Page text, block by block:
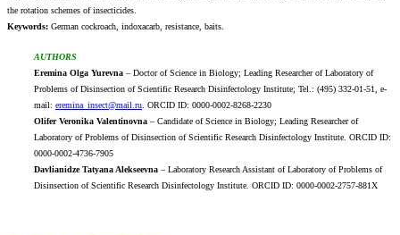
the rotation schemes of insecticides.
Keywords: German cockroach, indoxacarb, resistance, baits.
AUTHORS
Eremina Olga Yurevna – Doctor of Science in Biology; Leading Researcher of Laboratory of
Problems of Disinsection of Scientific Research Disinfectology Institute; Tel.: (495) 332-01-51, e-
mail: eremina_insect@mail.ru . ORCID ID: 0000-0002-8268-2230
Olifer Veronika Valentinovna – Candidate of Science in Biology; Leading Researcher of
Laboratory of Problems of Disinsection of Scientific Research Disinfectology Institute. ORCID ID:
0000-0002-4736-7905
Davlianidze Tatyana Alekseevna – Laboratory Research Assistant of Laboratory of Problems of
Disinsection of Scientific Research Disinfectology Institute. ORCID ID: 0000-0002-2757-881X